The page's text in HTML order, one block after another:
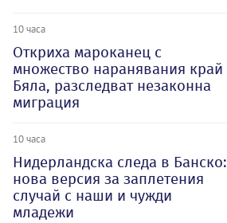
10 часа
Откриха мароканец с
множество наранявания край
Бяла, разследват незаконна
миграция
10 часа
Нидерландска следа в Банско:
нова версия за заплетения
случай с наши и чужди
младежи